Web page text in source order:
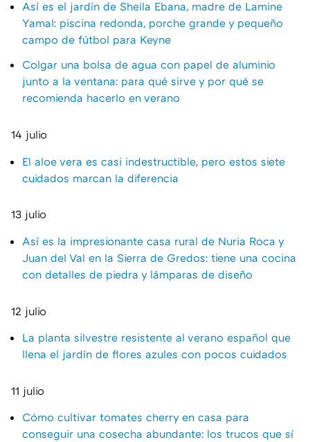
Así es el jardín de Sheila Ebana, madre de Lamine
Yamal: piscina redonda, porche grande y pequeño
campo de fútbol para Keyne
Colgar una bolsa de agua con papel de aluminio
junto a la ventana: para qué sirve y por qué se
recomienda hacerlo en verano
14 julio
El aloe vera es casi indestructible, pero estos siete
cuidados marcan la diferencia
13 julio
Así es la impresionante casa rural de Nuria Roca y
Juan del Val en la Sierra de Gredos: tiene una cocina
con detalles de piedra y lámparas de diseño
12 julio
La planta silvestre resistente al verano español que
llena el jardín de flores azules con pocos cuidados
11 julio
Cómo cultivar tomates cherry en casa para
conseguir una cosecha abundante: los trucos que sí